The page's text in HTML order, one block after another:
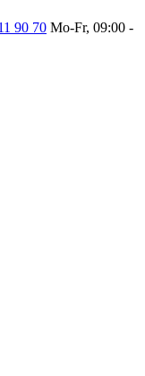
90 70 Mo-Fr, 09:00 -